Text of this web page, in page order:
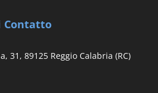
Contatto
31, 89125 Reggio Calabria (RC)